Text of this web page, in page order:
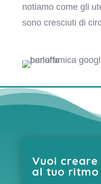
notiamo come gli
sono cresciuti di
Vuoi
al tuo ritmo